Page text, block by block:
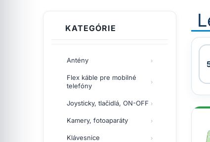
KATEGÓRIE
Antény
Flex káble pre mobilné
telefóny
Joysticky, tlačidlá, ON-OFF
Kamery, fotoaparáty
Klávesnice